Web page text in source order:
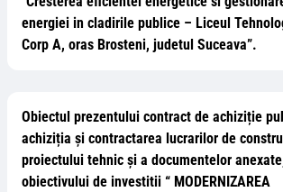
energiei in cladirile publice – Liceul
Corp A, oras Brosteni, judetul Suceava”.
Obiectul prezentului contract de achiziție
achiziția și contractarea lucrarilor de
proiectului tehnic și a documentelor
obiectivului de investitii “ MODERNIZAREA